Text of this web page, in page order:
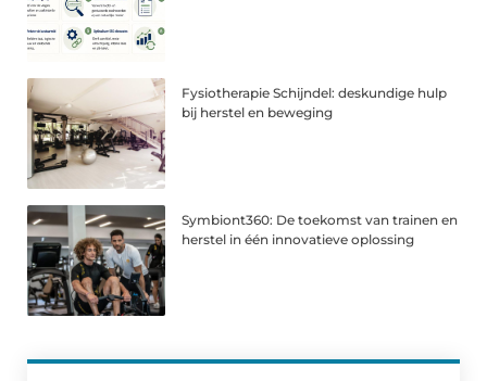
Fysiotherapie Schijndel: deskundige hulp
bij herstel en beweging
Symbiont360: De toekomst van trainen en
herstel in één innovatieve oplossing